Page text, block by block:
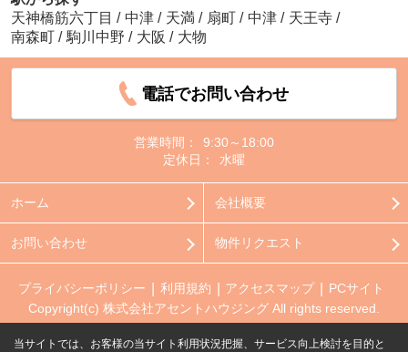
天神橋筋六丁目 / 中津 / 天満 / 扇町 / 中津 / 天王寺 /
南森町 / 駒川中野 / 大阪 / 大物
電話でお問い合わせ
営業時間：
9:30～18:00
定休日：
水曜
ホーム 会社概要
お問い合わせ 物件リクエスト
プライバシーポリシー 利用規約 アクセスマップ
PCサイト
Copyright(c) 株式会社アセントハウジング All rights reserved.
当サイトでは、お客様の当サイト利用状況把握、サービス向上検討を目的と